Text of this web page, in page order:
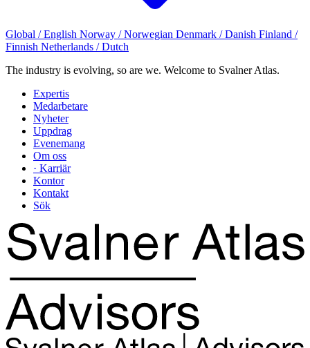
Global / English Norway / Norwegian Denmark / Danish Finland /
Finnish Netherlands / Dutch
The industry is evolving, so are we. Welcome to Svalner Atlas.
Expertis
Medarbetare
Nyheter
Uppdrag
Evenemang
Om oss
· Karriär
Kontor
Kontakt
Sök